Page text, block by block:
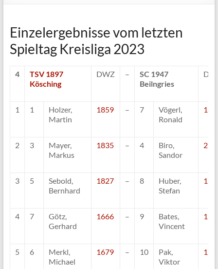
Einzelergebnisse vom letzten
Spieltag Kreisliga 2023
4
TSV 1897
Kösching
DWZ –
SC 1947
Beilngries
1 1
Holzer,
Martin
1859 – 7
Vögerl,
Ronald
2 3
Mayer,
Markus
1835 – 4
Biro,
Sandor
3 5
Sebold,
Bernhard
1827 – 8
Huber,
Stefan
4 7
Götz,
Gerhard
1666 – 9
Bates,
Vincent
5 6
Merkl,
Michael
1679 – 10
Pak,
Viktor